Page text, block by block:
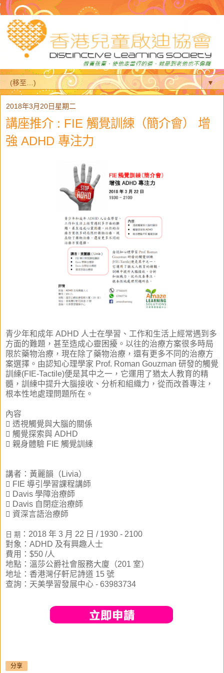
▼
2018年3月20日星期二
講座推介 : FIE 觸覺訓練（簡介會） 增
強 ADHD 專注力
青少年和成年 ADHD 人士在學習、工作和生活上經常遇到多
方面的難題，甚至造成心靈困擾。以往的治療方案很多時局
限於藥物治療，現在除了藥物治療，還有更多不同的治療方
案選擇。由認知心理學家 Prof. Roman Gouzman 研發的觸覺
訓練(FIE-Tactile)便是其中之一，它運用了猶太人教育的精
髓，訓練中提升大腦接收、分析和組織力，從而改善專注，
根本性地處理問題所在。
內容
 透視觸覺與大腦的關係
 觸覺探索與 ADHD
 親身體驗 FIE 觸覺訓練
講者：黃麗韻（Livia）
 FIE 導引學習課程講師
 Davis 學障治療師
 Davis 自閉症治療師
 資深言語治療師
日 期 ： 2018 年 3 月 22 日 / 1930 - 2100
對象：ADHD 及有興趣人士
費用：$50 /人
地點：溫莎公爵社會服務大廈（201 室）
地址：香港灣仔軒尼詩道 15 號
查詢：天美學習發展中心 - 63983734
分享